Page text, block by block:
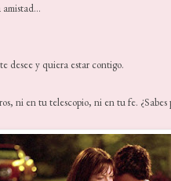
desee y quiera estar contigo.
ni en tu telescopio, ni en tu fe. ¿Sabes